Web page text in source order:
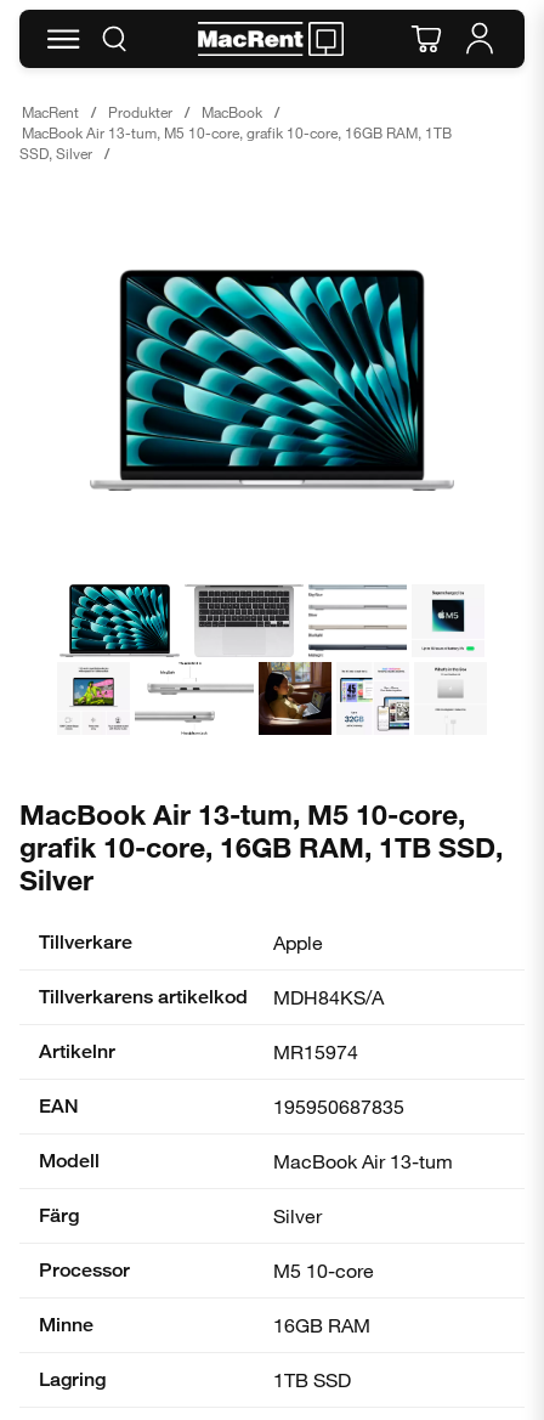
MacRent Produkter
MacBook
MacBook Air 13-tum, M5 10-core, grafik 10-core, 16GB RAM, 1TB
SSD, Silver
MacBook Air 13-tum, M5 10-core,
grafik 10-core, 16GB RAM, 1TB SSD,
Silver
Tillverkare Apple
Tillverkarens artikelkod MDH84KS/A
Artikelnr MR15974
EAN 195950687835
Modell MacBook Air 13-tum
Färg Silver
Processor M5 10-core
Minne 16GB RAM
Lagring 1TB SSD